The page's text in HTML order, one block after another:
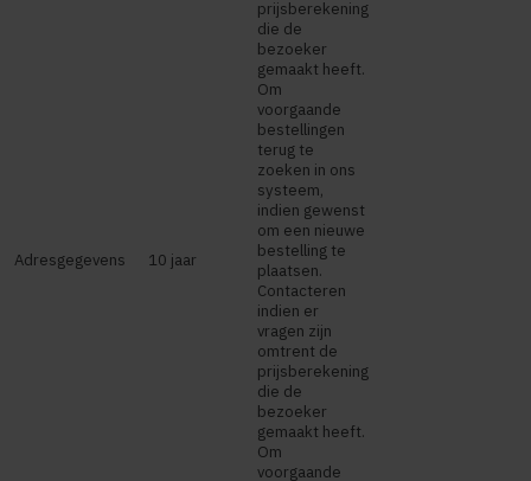
prijsberekening
die de
bezoeker
gemaakt heeft.
Adresgegevens 10 jaar
Om
voorgaande
bestellingen
terug te
zoeken in ons
systeem,
indien gewenst
om een nieuwe
bestelling te
plaatsen.
Contacteren
indien er
vragen zijn
omtrent de
prijsberekening
die de
bezoeker
gemaakt heeft.
Om
voorgaande